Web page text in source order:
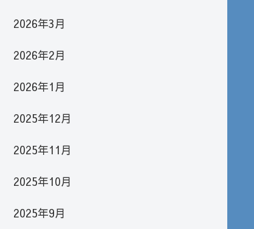
2026年3月
2026年2月
2026年1月
2025年12月
2025年11月
2025年10月
2025年9月